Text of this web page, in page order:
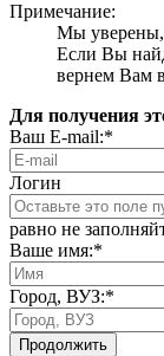
Примечание:
Мы уверены,
Если Вы
вернем Вам
Для получения
Ваш E-mail:*
Логин
равно не
Ваше имя:*
Город, ВУЗ:*
Продолжить